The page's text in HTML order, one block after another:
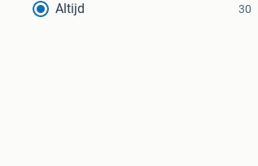
Altijd 30